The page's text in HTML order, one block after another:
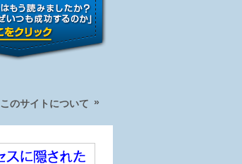
このサイトについて »